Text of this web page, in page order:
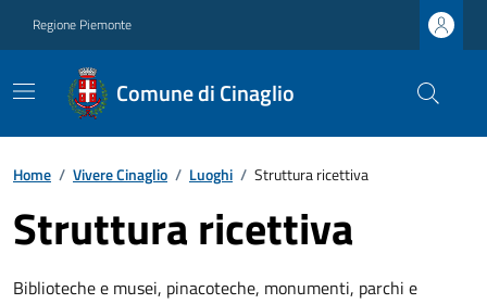
Regione Piemonte
Comune di Cinaglio
Home / Vivere Cinaglio / Luoghi / Struttura ricettiva
Struttura ricettiva
Biblioteche e musei, pinacoteche, monumenti, parchi e